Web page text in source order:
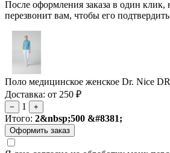
После оформления заказа в один
перезвонит вам, чтобы его подтвердить
Поло медицинское женское Dr. Nice
Доставка: от 250 ₽
− 1 +
Итого: 2&nbsp;500 &#8381;